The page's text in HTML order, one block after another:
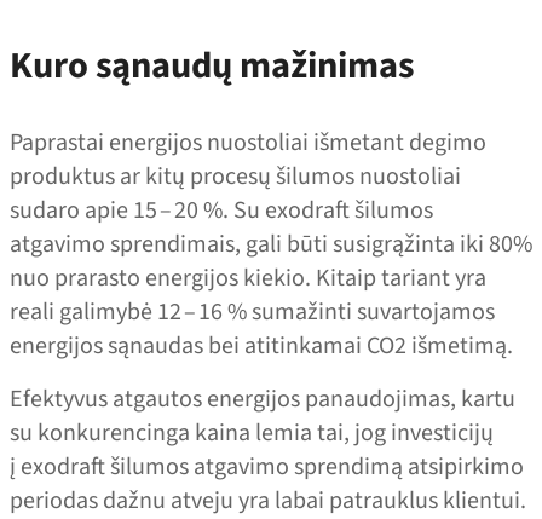
Kuro sąnaudų mažinimas
Paprastai energijos nuostoliai išmetant degimo
produktus ar kitų procesų šilumos nuostoliai
sudaro apie 15 – 20 %. Su exodraft šilumos
atgavimo sprendimais, gali būti susigrąžinta iki 80%
nuo prarasto energijos kiekio. Kitaip tariant yra
reali galimybė 12 – 16 % sumažinti suvartojamos
energijos sąnaudas bei atitinkamai CO2 išmetimą.
Efektyvus atgautos energijos panaudojimas, kartu
su konkurencinga kaina lemia tai, jog investicijų
į exodraft šilumos atgavimo sprendimą atsipirkimo
periodas dažnu atveju yra labai patrauklus klientui.